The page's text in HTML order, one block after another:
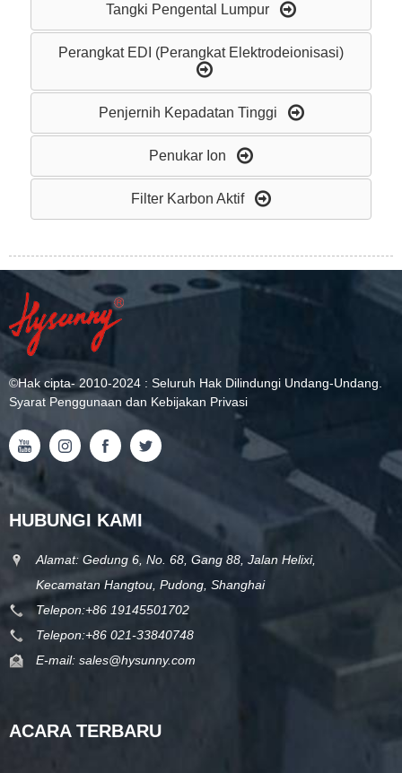
Tangki Pengental Lumpur
Perangkat EDI (Perangkat Elektrodeionisasi)
Penjernih Kepadatan Tinggi
Penukar Ion
Filter Karbon Aktif
©Hak cipta- 2010-2024 : Seluruh Hak Dilindungi Undang-Undang.
Syarat Penggunaan dan Kebijakan Privasi
HUBUNGI KAMI
Alamat: Gedung 6, No. 68, Gang 88, Jalan Helixi,
Kecamatan Hangtou, Pudong, Shanghai
Telepon:+86 19145501702
Telepon:+86 021-33840748
E-mail: sales@hysunny.com
ACARA TERBARU